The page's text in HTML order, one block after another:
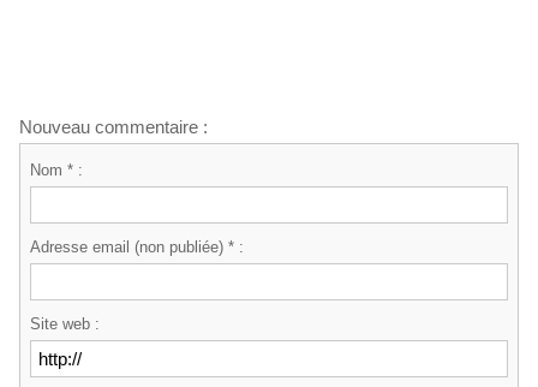
Nouveau commentaire :
Nom * :
Adresse email (non publiée) * :
Site web :